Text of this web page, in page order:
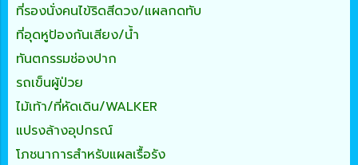
ที่รองนั่งคนไข้ริดสีดวง/แผลกดทับ
ที่อุดหูป้องกันเสียง/น้ำ
ทันตกรรมช่องปาก
รถเข็นผู้ป่วย
ไม้เท้า/ที่หัดเดิน/WALKER
แปรงล้างอุปกรณ์
โภชนาการสำหรับแผลเรื้อรัง